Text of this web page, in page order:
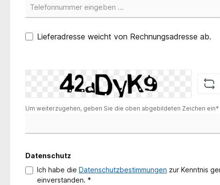
Lieferadresse weicht von Rechnungsadresse ab.
Um weiterzugehen, geben Sie die oben abgebildeten Zeichen ein*
Datenschutz
Ich habe die Datenschutzbestimmungen zur Kenntnis
einverstanden. *